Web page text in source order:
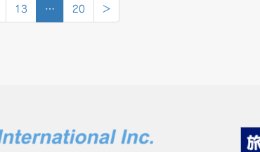
13 … 20 >